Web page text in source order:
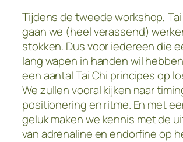
Tijdens de tweede workshop,
gaan we (heel verassend)
stokken. Dus voor iedereen die
lang wapen in handen wil
een aantal Tai Chi principes op
We zullen vooral kijken naar
positionering en ritme. En met
geluk maken we kennis met de
van adrenaline en endorfine op